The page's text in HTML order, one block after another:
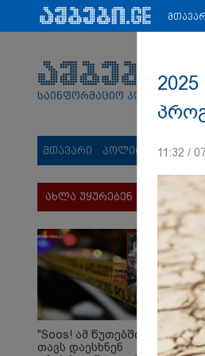
პარტნიორები: ახალი ამბები
საინფორმაციო პორტალი
მთავარი პოლიტიკა
ახლა უყურებენ
"Soos! ამ წუთებში
თავს დაესხნენ
11:32 /